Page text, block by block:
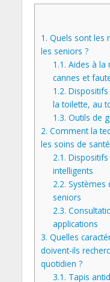
1. Quels sont les
les seniors ?
1.1. Aides à la
cannes et
1.2.
la toilette, au
1.3. Outils de
2. Comment la
les soins de
2.1.
intelligents
2.2. Systèmes
seniors
2.3.
applications
3. Quelles
doivent-ils
quotidien ?
3.1. Tapis